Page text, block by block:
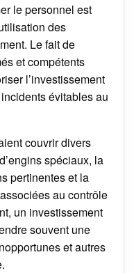
le personnel est
des
Le fait de
et compétents
l’investissement
évitables au
couvrir divers
spéciaux, la
pertinentes et la
au contrôle
un investissement
souvent une
et autres